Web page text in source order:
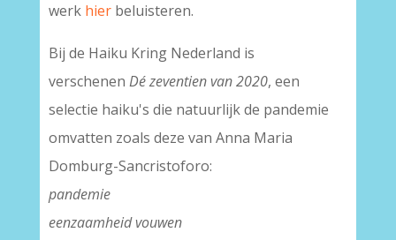
werk hierbeluisteren.
Bij de Haiku Kring Nederland is
verschenen Dé zeventien van 2020, een
selectie haiku's die natuurlijk de pandemie
omvatten zoals deze van Anna Maria
Domburg-Sancristoforo:
pandemie
eenzaamheid vouwen